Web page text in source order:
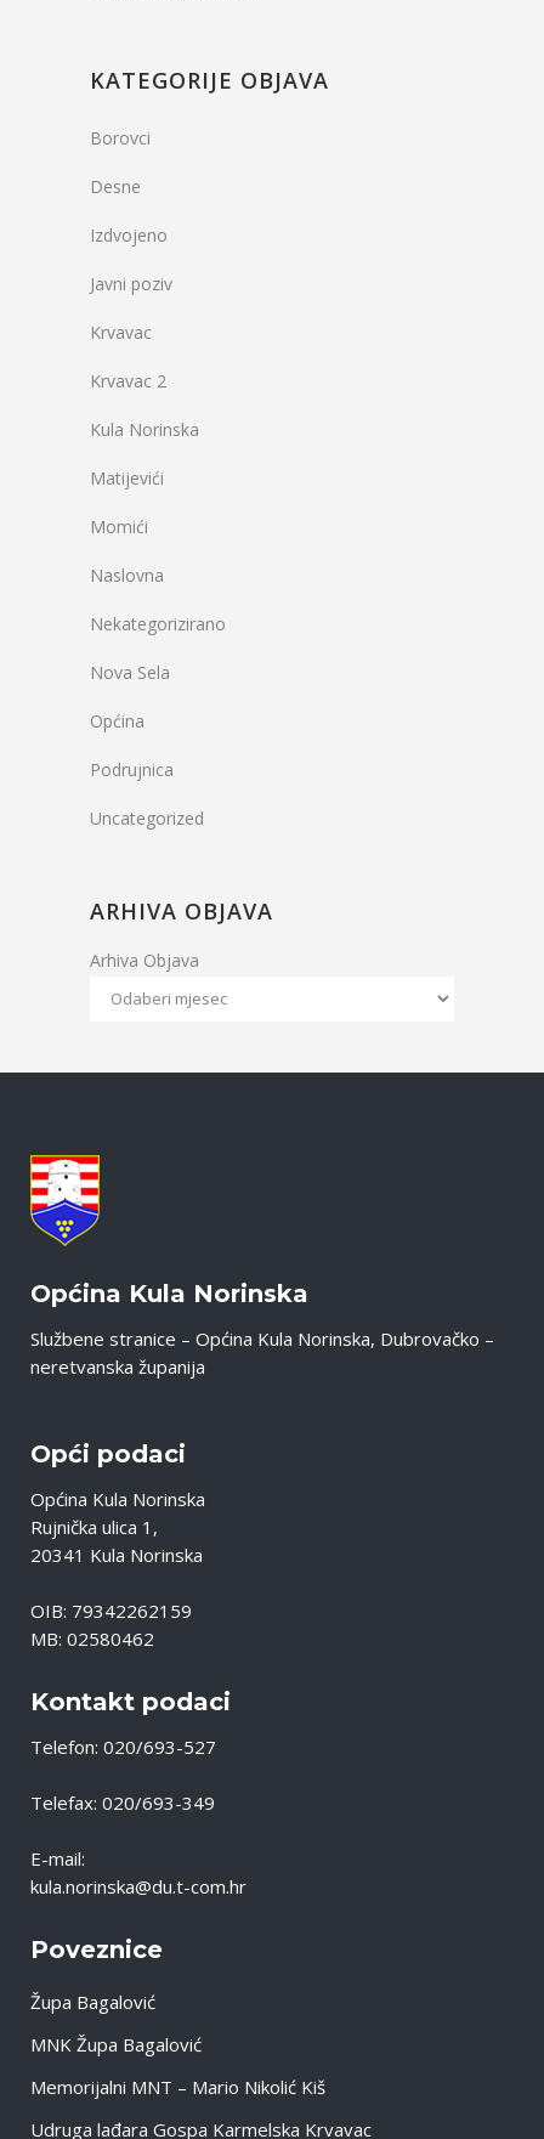
KATEGORIJE OBJAVA
Borovci
Desne
Izdvojeno
Javni poziv
Krvavac
Krvavac 2
Kula Norinska
Matijevići
Momići
Naslovna
Nekategorizirano
Nova Sela
Općina
Podrujnica
Uncategorized
ARHIVA OBJAVA
Arhiva Objava
Općina Kula Norinska
Službene stranice – Općina Kula Norinska, Dubrovačko –
neretvanska županija
Opći podaci
Općina Kula Norinska
Rujnička ulica 1,
20341 Kula Norinska
OIB: 79342262159
MB: 02580462
Kontakt podaci
Telefon: 020/693-527
Telefax: 020/693-349
E-mail:
kula.norinska@du.t-com.hr
Poveznice
Župa Bagalović
MNK Župa Bagalović
Memorijalni MNT – Mario Nikolić Kiš
Udruga lađara Gospa Karmelska Krvavac